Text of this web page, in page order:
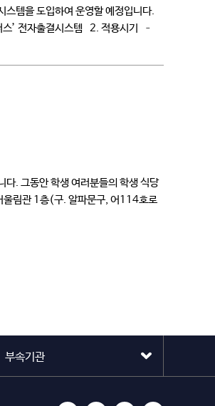
스템을 도입하여 운영할 예정입니다.
스’ 전자출결시스템 2. 적용시기 –
. 그동안 학생 여러분들의 학생 식당
울림관 1층(구. 알파문구, 어114호로